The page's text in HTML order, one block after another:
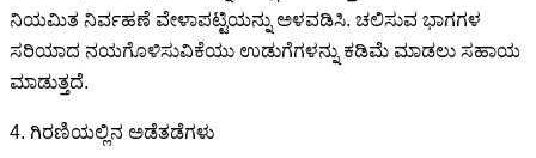
ನಿಯಮಿತ ನಿರ್ವಹಣೆ ವೇಳಾಪಟ್ಟಿಯನ್ನು ಅಳವಡಿಸಿ. ಚಲಿಸುವ ಭಾಗಗಳ
ಸರಿಯಾದ ನಯಗೊಳಿಸುವಿಕೆಯು ಉಡುಗೆಗಳನ್ನು ಕಡಿಮೆ ಮಾಡಲು ಸಹಾಯ
ಮಾಡುತ್ತದೆ.
4. ಗಿರಣಿಯಲ್ಲಿನ ಅಡೆತಡೆಗಳು